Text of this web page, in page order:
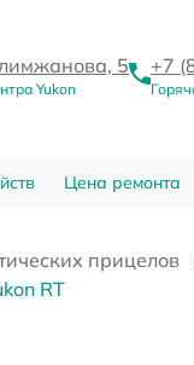
5
Yukon
+7
Цена ремонта
прицелов
RT